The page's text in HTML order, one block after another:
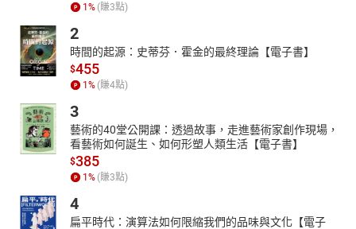
操作指標明確，容易操作
作者日建議在一般行情下，可依30％的比例買進一檔個股，最多三
檔（90％），10％為現金，以備不時之需。如行情較差時，建議現
金比例可拉高至25％到50％，個股比例則調整為25％到17％，這樣
慣的分配法可能都不太一樣，全書有明確的建議
有系統介紹相關分析工具，新手也可快速上手
本書的投資系統由以下幾種指標構成：支撐與壓力、技術指標
（KD、MACD、布林通道）、基本面（營收、本益比）、融資成本
線，以上指標都可透過網路平台提供的軟體快速篩選。
作者針對上述相關工具清楚說明，新手讀完可以立刻上手。
1 % (賺3點)
2
時間的起源：史蒂芬．霍金的最終理論【電子書】
$455
1 % (賺4點)
3
藝術的40堂公開課：透過故事，走進藝術家創作現場，
看藝術如何誕生、如何形塑人類生活【電子書】
$385
1 % (賺3點)
4
扁平時代：演算法如何限縮我們的品味與文化【電子